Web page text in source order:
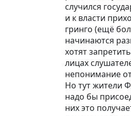
случился
и к власти
гринго (ещё
начинаются
хотят
лицах
непонимание от
Но тут жители
надо бы
них это